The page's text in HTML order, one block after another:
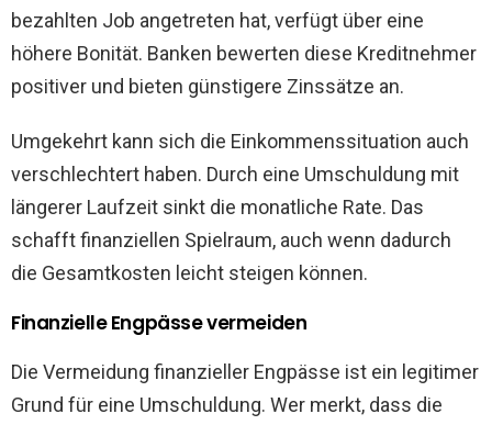
bezahlten Job angetreten hat, verfügt über eine
höhere Bonität. Banken bewerten diese Kreditnehmer
positiver und bieten günstigere Zinssätze an.
Umgekehrt kann sich die Einkommenssituation auch
verschlechtert haben. Durch eine Umschuldung mit
längerer Laufzeit sinkt die monatliche Rate. Das
schafft finanziellen Spielraum, auch wenn dadurch
die Gesamtkosten leicht steigen können.
Finanzielle Engpässe vermeiden
Die Vermeidung finanzieller Engpässe ist ein legitimer
Grund für eine Umschuldung. Wer merkt, dass die